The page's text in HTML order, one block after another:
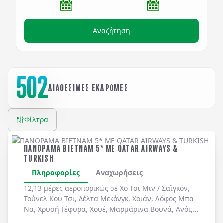
Αναζήτηση
502ΔΙΑΘΕΣΙΜΕΣ ΕΚΔΡΟΜΕΣ
Φίλτρα
ΠΑΝΟΡΑΜΑ ΒΙΕΤΝΑΜ 5* ME QATAR AIRWAYS &
TURKISH
Πληροφορίες
Αναχωρήσεις
12,13 μέρες αεροπορικώς σε Χο Τσι Μιν / Σαϊγκόν,
Τούνελ Κου Τσι, Δέλτα Μεκόνγκ, Χοϊάν, Λόφος Μπα
Να, Χρυσή Γέφυρα, Χουέ, Μαρμάρινα Βουνά, Ανόι,